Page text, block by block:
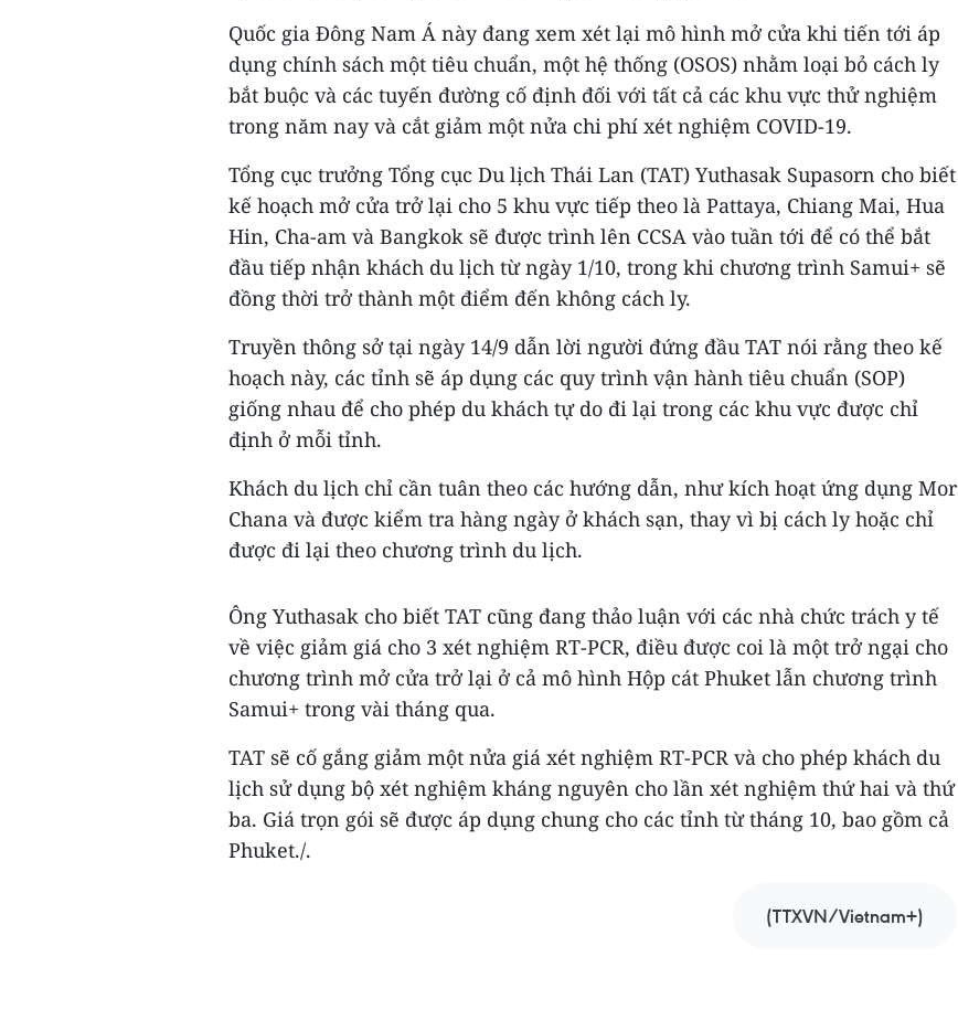
Quốc gia Đông Nam Á này đang xem xét lại mô hình mở cửa khi tiến tới áp
dụng chính sách một tiêu chuẩn, một hệ thống (OSOS) nhằm loại bỏ cách ly
bắt buộc và các tuyến đường cố định đối với tất cả các khu vực thử nghiệm
trong năm nay và cắt giảm một nửa chi phí xét nghiệm COVID-19.
Tổng cục trưởng Tổng cục Du lịch Thái Lan (TAT) Yuthasak Supasorn cho biết
kế hoạch mở cửa trở lại cho 5 khu vực tiếp theo là Pattaya, Chiang Mai, Hua
Hin, Cha-am và Bangkok sẽ được trình lên CCSA vào tuần tới để có thể bắt
đầu tiếp nhận khách du lịch từ ngày 1/10, trong khi chương trình Samui+ sẽ
đồng thời trở thành một điểm đến không cách ly.
Truyền thông sở tại ngày 14/9 dẫn lời người đứng đầu TAT nói rằng theo kế
hoạch này, các tỉnh sẽ áp dụng các quy trình vận hành tiêu chuẩn (SOP)
giống nhau để cho phép du khách tự do đi lại trong các khu vực được chỉ
định ở mỗi tỉnh.
Khách du lịch chỉ cần tuân theo các hướng dẫn, như kích hoạt ứng dụng Mor
Chana và được kiểm tra hàng ngày ở khách sạn, thay vì bị cách ly hoặc chỉ
được đi lại theo chương trình du lịch.
Ông Yuthasak cho biết TAT cũng đang thảo luận với các nhà chức trách y tế
về việc giảm giá cho 3 xét nghiệm RT-PCR, điều được coi là một trở ngại cho
chương trình mở cửa trở lại ở cả mô hình Hộp cát Phuket lẫn chương trình
Samui+ trong vài tháng qua.
TAT sẽ cố gắng giảm một nửa giá xét nghiệm RT-PCR và cho phép khách du
lịch sử dụng bộ xét nghiệm kháng nguyên cho lần xét nghiệm thứ hai và thứ
ba. Giá trọn gói sẽ được áp dụng chung cho các tỉnh từ tháng 10, bao gồm cả
Phuket./.
(TTXVN/Vietnam+)